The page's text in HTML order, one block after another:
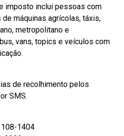
imposto inclui pessoas com
máquinas agrícolas, táxis,
metropolitano e
vans, topics e veículos com
de recolhimento pelos
SMS.
1404